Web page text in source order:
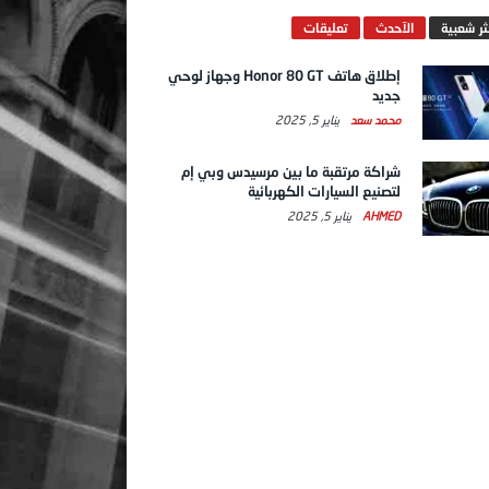
شعبية الآحدث تعليقات
إطلاق هاتف Honor 80 GT وجهاز لوحي
جديد
محمد سعد يناير 5, 2025
شراكة مرتقبة ما بين مرسيدس وبي إم
لتصنيع السيارات الكهربائية
AHMED يناير 5, 2025